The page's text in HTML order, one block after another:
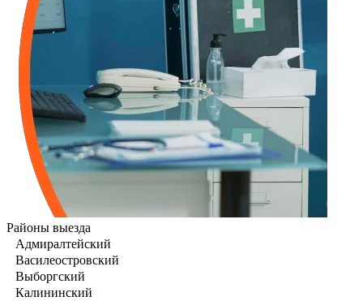
Районы выезда
Адмиралтейский
Василеостровский
Выборгский
Калининский